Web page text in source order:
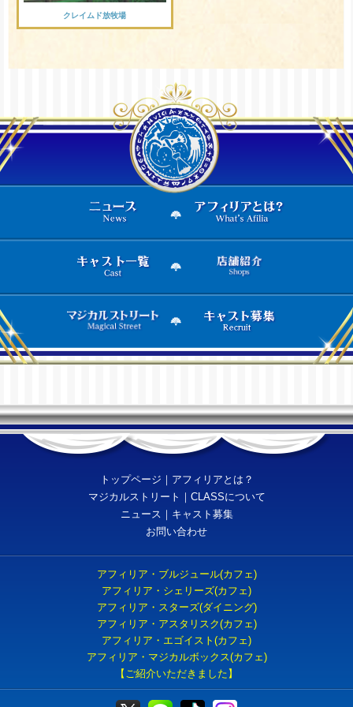
クレイムド放牧場
トップページ ｜ アフィリアとは？
マジカルストリート ｜ CLASSについて
ニュース ｜ キャスト募集
お問い合わせ
アフィリア・ブルジュール(カフェ)
アフィリア・シェリーズ(カフェ)
アフィリア・スターズ(ダイニング)
アフィリア・アスタリスク(カフェ)
アフィリア・エゴイスト(カフェ)
アフィリア・マジカルボックス(カフェ)
【ご紹介いただきました】